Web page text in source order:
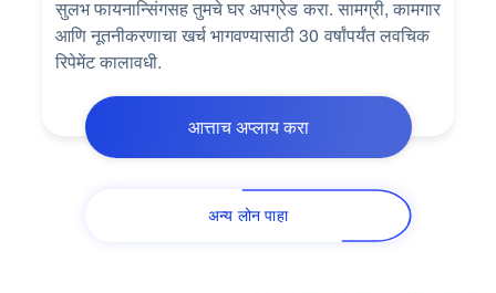
सुलभ फायनान्सिंगसह तुमचे घर अपग्रेड करा. सामग्री, कामगार
आणि नूतनीकरणाचा खर्च भागवण्यासाठी 30 वर्षांपर्यंत लवचिक
रिपेमेंट कालावधी.
आत्ताच अप्लाय करा
अन्य लोन पाहा